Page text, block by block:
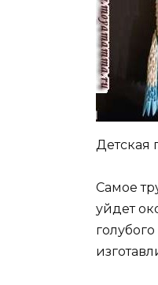
Детская
Самое
уйдет